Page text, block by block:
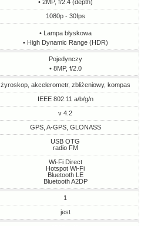
• 2MP, f/2.4 (depth)
1080p - 30fps
• Lampa błyskowa
• High Dynamic Range (HDR)
Pojedynczy
• 8MP, f/2.0
żyroskop, akcelerometr, zbliżeniowy, kompas
IEEE 802.11 a/b/g/n
v 4.2
GPS, A-GPS, GLONASS
USB OTG
radio FM
Wi-Fi Direct
Hotspot Wi-Fi
Bluetooth LE
Bluetooth A2DP
1
jest